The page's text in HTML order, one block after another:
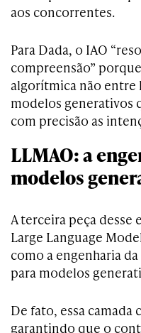
aos concorrentes.
Para Dada, o IAO
compreensão”
algorítmica não entre
modelos generativos
com precisão as
LLMAO: a
modelos
A terceira peça desse
Large Language
como a engenharia
para modelos
De fato, essa camada
garantindo que o